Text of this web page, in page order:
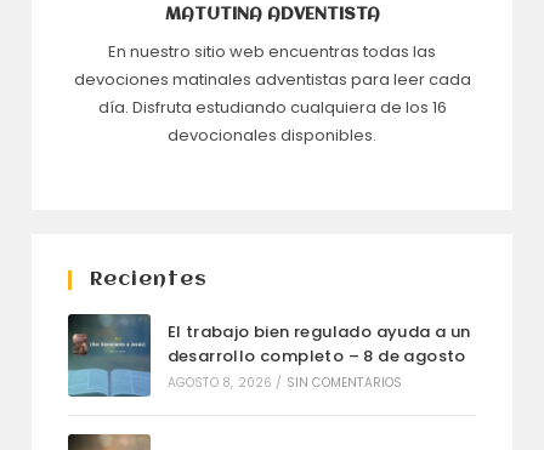
MATUTINA ADVENTISTA
En nuestro sitio web encuentras todas las
devociones matinales adventistas para leer cada
día. Disfruta estudiando cualquiera de los 16
devocionales disponibles.
Recientes
El trabajo bien regulado ayuda a un
desarrollo completo – 8 de agosto
AGOSTO 8, 2026 / SIN COMENTARIOS